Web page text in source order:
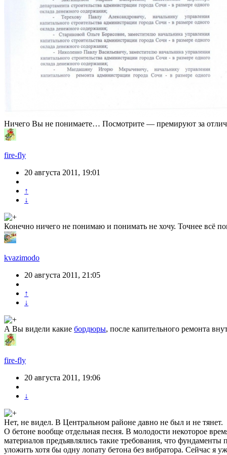
Ничего Вы не понимаете… Посмотрите — премируют за
fire-fly
20 августа 2011, 19:01
↑
↓
Конечно ничего не понимаю и понимать не хочу. Точнее всё
kvazimodo
20 августа 2011, 21:05
↑
↓
А Вы видели какие бордюры, после капительного ремонта
fire-fly
20 августа 2011, 19:06
↓
Нет, не видел. В Центральном районе давно не был и не тянет.
О бетоне вообще отдельная песня. В молодости некоторое
материалов предъявлялись такие требования, что
уложить хотя бы одну лопату бетона без вибратора. Сейчас